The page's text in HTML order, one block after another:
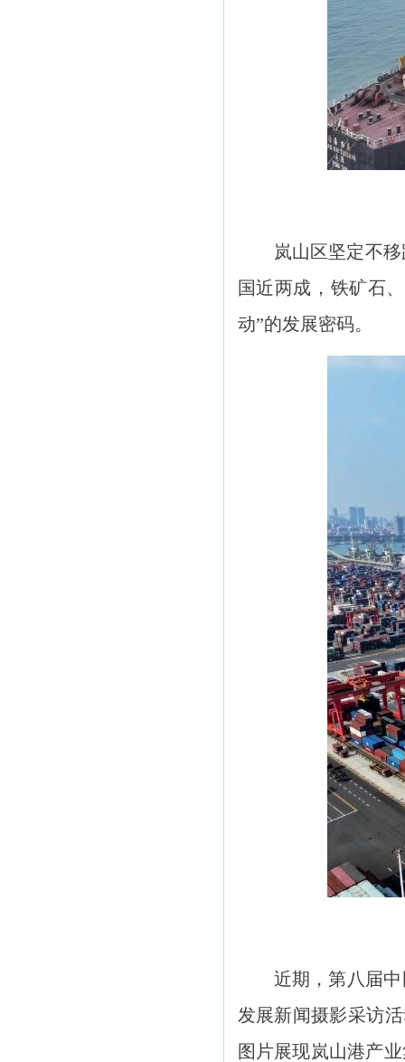
岚山区坚定不
国近两成，铁矿石
动”的发展密码。
近期，第八届
发展新闻摄影采访
图片展现岚山港产